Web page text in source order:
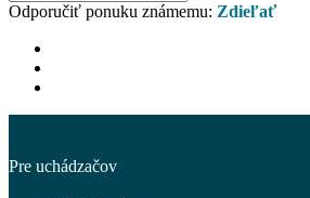
Odporučiť ponuku známemu: Zdieľať
Pre uchádzačov